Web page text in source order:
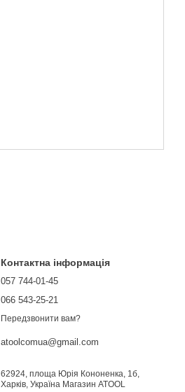
Контактна інформація
057 744-01-45
066 543-25-21
Передзвонити вам?
atoolcomua@gmail.com
62924, площа Юрія Кононенка, 1б,
Харків, Україна Магазин ATOOL